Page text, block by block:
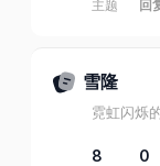
主题 回
雪隆
8 0